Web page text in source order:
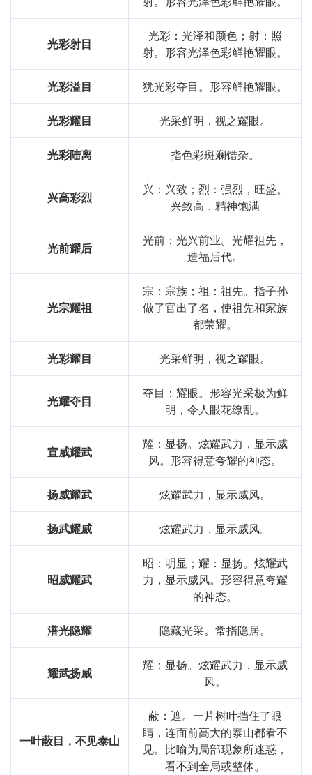
光彩射目
光彩：光泽和颜色；射：照
射。形容光泽色彩鲜艳耀眼。
光彩溢目 犹光彩夺目。形容鲜艳耀眼。
光彩耀目 光采鲜明，视之耀眼。
光彩陆离 指色彩斑斓错杂。
兴高彩烈
兴：兴致；烈：强烈，旺盛。
兴致高，精神饱满
光前耀后
光前：光兴前业。光耀祖先，
造福后代。
光宗耀祖
宗：宗族；祖：祖先。指子孙
做了官出了名，使祖先和家族
都荣耀。
光彩耀目 光采鲜明，视之耀眼。
光耀夺目
夺目：耀眼。形容光采极为鲜
明，令人眼花缭乱。
宣威耀武
耀：显扬。炫耀武力，显示威
风。形容得意夸耀的神态。
扬威耀武 炫耀武力，显示威风。
扬武耀威 炫耀武力，显示威风。
昭威耀武
昭：明显；耀：显扬。炫耀武
力，显示威风。形容得意夸耀
的神态。
潜光隐耀 隐藏光采。常指隐居。
耀武扬威
耀：显扬。炫耀武力，显示威
风。
一叶蔽目，不见泰山
蔽：遮。一片树叶挡住了眼
睛，连面前高大的泰山都看不
见。比喻为局部现象所迷惑，
看不到全局或整体。